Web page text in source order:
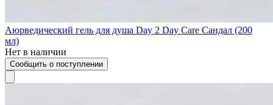
Аюрведический гель для душа Day 2 Day Care Сандал (200
мл)
Нет в наличии
Сообщить о поступлении